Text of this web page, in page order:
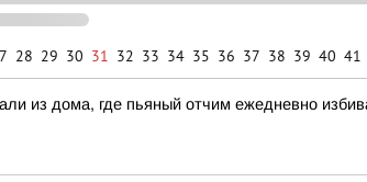
28 29 30 31 32 33 34 35 36 37 38 39 40 41
из дома, где пьяный отчим ежедневно